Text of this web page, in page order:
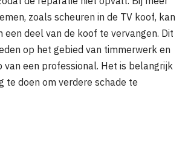
zoals scheuren in de TV koof, kan
een deel van de koof te vervangen. Dit
op het gebied van timmerwerk en
van een professional. Het is belangrijk
te doen om verdere schade te